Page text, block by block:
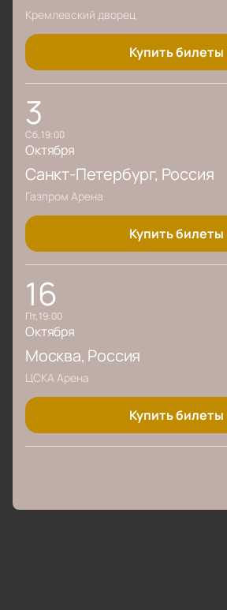
энергетикой и заряжает позитивом!
Кремлевский дворец
Купить билеты
3
сб, 19:00
Октября
Санкт-Петербург, Россия
Газпром Арена
Купить билеты
16
пт, 19:00
Октября
Москва, Россия
ЦСКА Арена
Купить билеты